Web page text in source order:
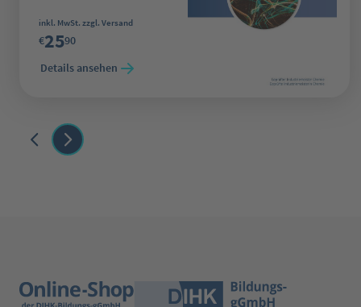
Regulärer Preis:
inkl. MwSt. zzgl. Versand
€2590
Details ansehen